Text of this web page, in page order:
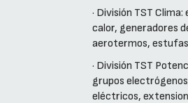
· División TST
calor, generadores
aerotermos, estufas
· División TST
grupos
eléctricos,